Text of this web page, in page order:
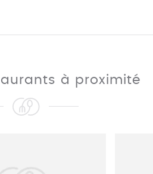
à proximité